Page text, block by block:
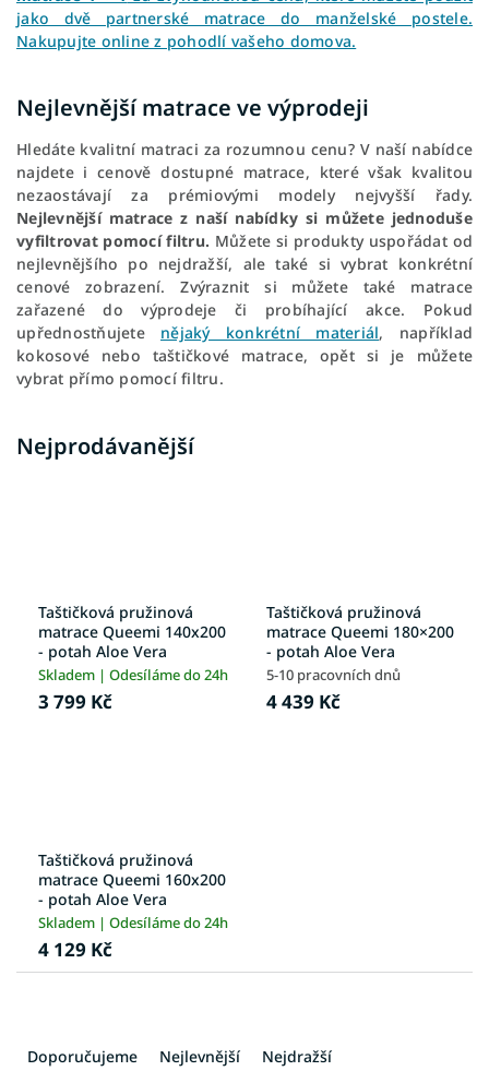
jako dvě partnerské matrace do manželské postele.
Nakupujte online z pohodlí vašeho domova.
Nejlevnější matrace ve výprodeji
Hledáte kvalitní matraci za rozumnou cenu? V naší nabídce
najdete i cenově dostupné matrace, které však kvalitou
nezaostávají za prémiovými modely nejvyšší řady.
Nejlevnější matrace z naší nabídky si můžete jednoduše
vyfiltrovat pomocí filtru. Můžete si produkty uspořádat od
nejlevnějšího po nejdražší, ale také si vybrat konkrétní
cenové zobrazení. Zvýraznit si můžete také matrace
zařazené do výprodeje či probíhající akce. Pokud
upřednostňujete nějaký konkrétní materiál, například
kokosové nebo taštičkové matrace, opět si je můžete
vybrat přímo pomocí filtru.
Nejprodávanější
Taštičková pružinová
matrace Queemi 140x200
- potah Aloe Vera
Skladem | Odesíláme do 24h
3 799 Kč
Taštičková pružinová
matrace Queemi 180×200
- potah Aloe Vera
5-10 pracovních dnů
4 439 Kč
Taštičková pružinová
matrace Queemi 160x200
- potah Aloe Vera
Skladem | Odesíláme do 24h
4 129 Kč
Doporučujeme Nejlevnější Nejdražší